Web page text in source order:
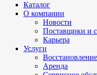
Каталог
О компании
Новости
Поставщики и
Карьера
Услуги
Аренда